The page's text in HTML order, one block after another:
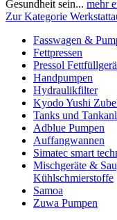
Gesundheit sein... mehr
Zur Kategorie
Fasswagen &
Fettpressen
Pressol
Handpumpen
Hydraulikfilter
Kyodo Yushi
Tanks und
Adblue Pumpen
Auffangwannen
Simatec smart
Mischgeräte &
Kühlschmierstoffe
Samoa
Zuwa Pumpen